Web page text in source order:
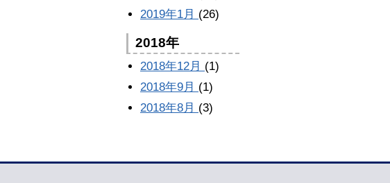
2019年1月 (26)
2018年
2018年12月 (1)
2018年9月 (1)
2018年8月 (3)